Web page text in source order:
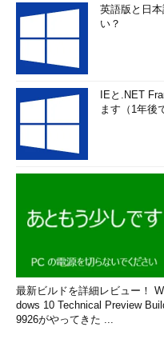
英語版と日
い？
IEと.NET
ます（1年後
最新ビルドを詳細レビュー！
dows 10 Technical Preview
9926がやってきた ...